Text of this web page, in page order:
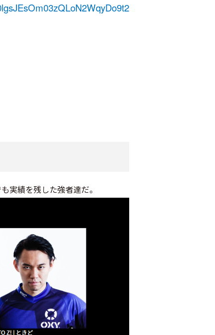
実績を残した強者達だ。